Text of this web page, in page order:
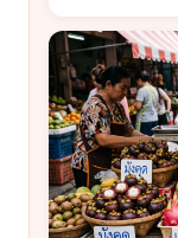
Читайте!